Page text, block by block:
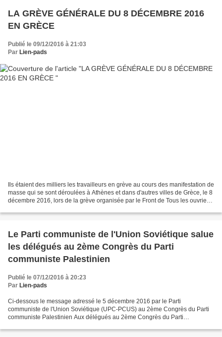
LA GRÈVE GÉNÉRALE DU 8 DÉCEMBRE 2016
EN GRÈCE
Publié le 09/12/2016 à 21:03
Par Lien-pads
Ils étaient des milliers les travailleurs en grève au cours des manifestation de
masse qui se sont déroulées à Athènes et dans d'autres villes de Grèce, le 8
décembre 2016, lors de la grève organisée par le Front de Tous les ouvriers
Le Parti communiste de l'Union Soviétique salue
les délégués au 2ème Congrès du Parti
communiste Palestinien
Publié le 07/12/2016 à 20:23
Par Lien-pads
Ci-dessous le message adressé le 5 décembre 2016 par le Parti
communiste de l'Union Soviétique (UPC-PCUS) au 2ème Congrès du Parti
communiste Palestinien Aux délégués au 2ème Congrès du Parti